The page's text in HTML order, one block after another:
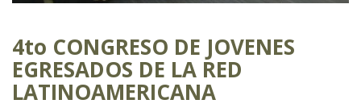
4to CONGRESO DE JOVENES
EGRESADOS DE LA RED
LATINOAMERICANA